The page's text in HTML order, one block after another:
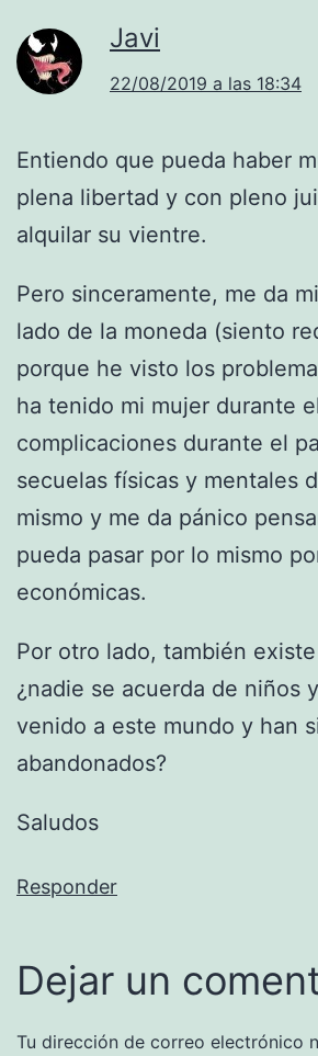
Javi
22/08/2019 a las 18:34
Entiendo que pueda haber
plena libertad y con pleno
alquilar su vientre.
Pero sinceramente, me da
lado de la moneda (siento
porque he visto los
ha tenido mi mujer durante
complicaciones durante el
secuelas físicas y mentales
mismo y me da pánico
pueda pasar por lo mismo
económicas.
Por otro lado, también
¿nadie se acuerda de niños
venido a este mundo y han
abandonados?
Saludos
Responder
Dejar un
Tu dirección de correo electrónico